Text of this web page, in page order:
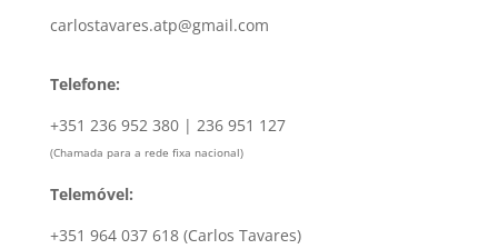
carlostavares.atp@gmail.com
Telefone:
+351 236 952 380 | 236 951 127
(Chamada para a rede fixa nacional)
Telemóvel:
+351 964 037 618 (Carlos Tavares)